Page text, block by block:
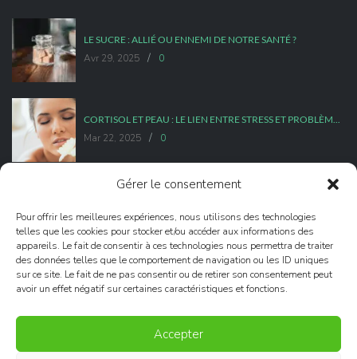
Gérer le consentement
Pour offrir les meilleures expériences, nous utilisons des technologies
telles que les cookies pour stocker et/ou accéder aux informations des
appareils. Le fait de consentir à ces technologies nous permettra de traiter
des données telles que le comportement de navigation ou les ID uniques
sur ce site. Le fait de ne pas consentir ou de retirer son consentement peut
avoir un effet négatif sur certaines caractéristiques et fonctions.
Accepter
LE SUCRE : ALLIÉ OU ENNEMI DE NOTRE SANTÉ ?
Avr 29, 2025 / 0
Mar 22, 2025 / 0
Mar 08, 2025 / 0
- WordPress Theme. Developed & Designed by
like@prothemes